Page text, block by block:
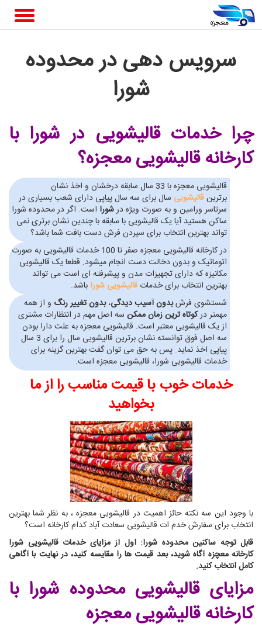
سرویس دهی در محدوده
شورا
چرا خدمات قالیشویی در شورا با
کارخانه قالیشویی معجزه؟
قالیشویی معجزه با 33 سال سابقه درخشان و اخذ نشان
برترینقالیشویی سال برای سه سال پیاپی دارای شعب بسیاری در
سرتاسر ورامین و به صورت ویژه درشورا است. اگر در محدوده شورا
ساکن هستید آیا یک قالیشویی با سابقه با چندین نشان برتری نمی
تواند بهترین انتخاب برای سپردن فرش دست بافت شما باشد؟
در کارخانه قالیشویی معجزه صفر تا 100 خدمات قالیشویی به صورت
اتوماتیک و بدون دخالت دست انجام میشود. قطعا یک قالیشویی
مکانیزه که دارای تجهیزات مدن و پیشرفته ای است می تواند
بهترین انتخاب برای خدمات قالیشویی شورا باشد.
شستشوی فرشبدون آسیب دیدگی،بدون تغییر رنگ و از همه
مهمتر درکوتاه ترین زمان ممکن سه اصل مهم در انتظارات مشتری
از یک قالیشویی معتبر است. قالیشویی معجزه به علت دارا بودن
سه اصل فوق توانسته نشان برترین قالیشویی سال را برای 3 سال
پیاپی اخذ نماید. پس به حق می توان گفت بهترین گزینه برای
خدمات قالیشویی شورا، قالیشویی معجزه است.
خدمات خوب با قیمت مناسب را از ما
بخواهید
با وجود این سه نکته حائز اهمیت در قالیشویی معجزه ، به نظر شما بهترین
انتخاب برای سفارش خدم ات قالیشویی سعادت آباد کدام کارخانه است؟
قابل توجه ساکنین محدوده شورا: اول از مزایای خدمات قالیشویی شورا
کارخانه معچزه آگاه شوید، بعد قیمت ها را مقایسه کنید، در نهایت با آگاهی
کامل انتخاب کنید.
مزایای قالیشویی محدوده شورابا
کارخانه قالیشویی معجزه